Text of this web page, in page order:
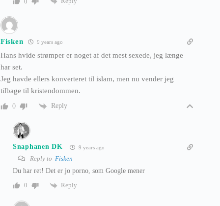
Fisken 9 years ago
Hans hvide strømper er noget af det mest sexede, jeg længe
har set.
Jeg havde ellers konverteret til islam, men nu vender jeg
tilbage til kristendommen.
0 Reply
Snaphanen DK 9 years ago
Reply to Fisken
Du har ret! Det er jo porno, som Google mener
0
Reply